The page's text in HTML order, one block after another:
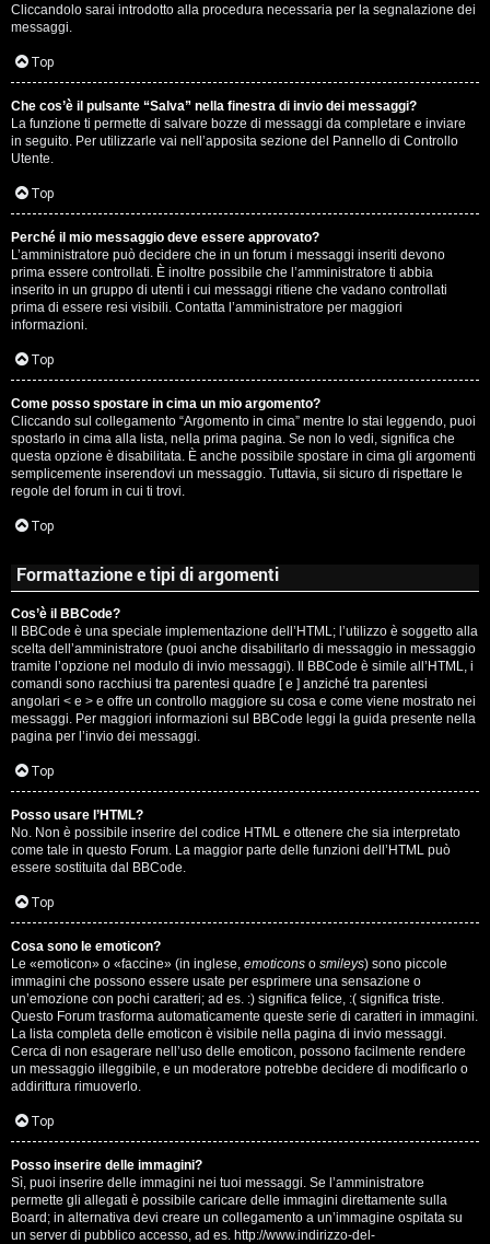
Cliccandolo sarai introdotto alla procedura necessaria per la segnalazione dei
messaggi.
Top
Che cos’è il pulsante “Salva” nella finestra di invio dei messaggi?
La funzione ti permette di salvare bozze di messaggi da completare e inviare
in seguito. Per utilizzarle vai nell’apposita sezione del Pannello di Controllo
Utente.
Top
Perché il mio messaggio deve essere approvato?
L’amministratore può decidere che in un forum i messaggi inseriti devono
prima essere controllati. È inoltre possibile che l’amministratore ti abbia
inserito in un gruppo di utenti i cui messaggi ritiene che vadano controllati
prima di essere resi visibili. Contatta l’amministratore per maggiori
informazioni.
Top
Come posso spostare in cima un mio argomento?
Cliccando sul collegamento “Argomento in cima” mentre lo stai leggendo, puoi
spostarlo in cima alla lista, nella prima pagina. Se non lo vedi, significa che
questa opzione è disabilitata. È anche possibile spostare in cima gli argomenti
semplicemente inserendovi un messaggio. Tuttavia, sii sicuro di rispettare le
regole del forum in cui ti trovi.
Top
Formattazione e tipi di argomenti
Cos’è il BBCode?
Il BBCode è una speciale implementazione dell’HTML; l’utilizzo è soggetto alla
scelta dell’amministratore (puoi anche disabilitarlo di messaggio in messaggio
tramite l’opzione nel modulo di invio messaggi). Il BBCode è simile all’HTML, i
comandi sono racchiusi tra parentesi quadre [ e ] anziché tra parentesi
angolari < e > e offre un controllo maggiore su cosa e come viene mostrato nei
messaggi. Per maggiori informazioni sul BBCode leggi la guida presente nella
pagina per l’invio dei messaggi.
Top
Posso usare l’HTML?
No. Non è possibile inserire del codice HTML e ottenere che sia interpretato
come tale in questo Forum. La maggior parte delle funzioni dell’HTML può
essere sostituita dal BBCode.
Top
Cosa sono le emoticon?
Le «emoticon» o «faccine» (in inglese, emoticons o smileys) sono piccole
immagini che possono essere usate per esprimere una sensazione o
un’emozione con pochi caratteri; ad es. :) significa felice, :( significa triste.
Questo Forum trasforma automaticamente queste serie di caratteri in immagini.
La lista completa delle emoticon è visibile nella pagina di invio messaggi.
Cerca di non esagerare nell’uso delle emoticon, possono facilmente rendere
un messaggio illeggibile, e un moderatore potrebbe decidere di modificarlo o
addirittura rimuoverlo.
Top
Posso inserire delle immagini?
Sì, puoi inserire delle immagini nei tuoi messaggi. Se l’amministratore
permette gli allegati è possibile caricare delle immagini direttamente sulla
Board; in alternativa devi creare un collegamento a un’immagine ospitata su
un server di pubblico accesso, ad es. http://www.indirizzo-del-
r
a
t
e
c
o
n
G
i
g
i
D
'
A
g
o
s
t
i
n
o
R
i
f
l
e
s
s
i
o
n
i